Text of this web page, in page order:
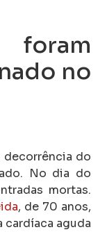
no
decorrência do
No dia do
mortas.
, de 70 anos,
aguda